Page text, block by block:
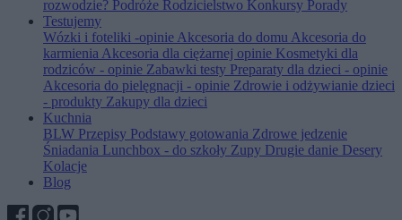
rozwodzie? Podróże Rodzicielstwo Konkursy Porady
Testujemy
Wózki i foteliki -opinieAkcesoria do domu Akcesoria do
karmieniaAkcesoria dla ciężarnej opinie Kosmetyki dla
rodziców - opinie Zabawki testy Preparaty dla dzieci - opinie
Akcesoria do pielęgnacji - opinie Zdrowie i odżywianie dzieci
- produkty Zakupy dla dzieci
Kuchnia
BLW Przepisy Podstawy gotowania Zdrowe jedzenie
Śniadania Lunchbox - do szkoły Zupy Drugie danie Desery
Kolacje
Blog